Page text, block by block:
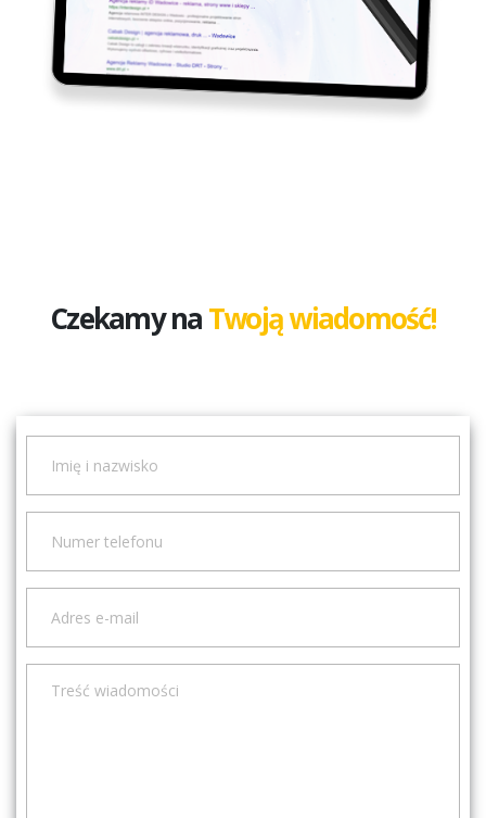
Czekamy naTwoją wiadomość!